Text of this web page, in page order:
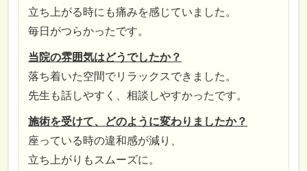
立ち上がる時にも痛みを感じていました。
毎日がつらかったです。
当院の雰囲気はどうでしたか？
落ち着いた空間でリラックスできました。
先生も話しやすく、相談しやすかったです。
施術を受けて、どのように変わりましたか？
座っている時の違和感が減り、
立ち上がりもスムーズに。